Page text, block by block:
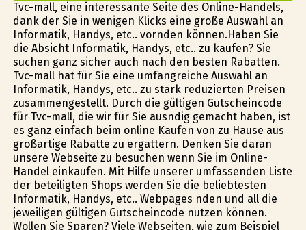
Tvc-mall, eine interessante Seite des Online-Handels,
dank der Sie in wenigen Klicks eine große Auswahl an
Informatik, Handys, etc.. vorfinden können.Haben Sie
die Absicht Informatik, Handys, etc.. zu kaufen? Sie
suchen ganz sicher auch nach den besten Rabatten.
Tvc-mall hat für Sie eine umfangreiche Auswahl an
Informatik, Handys, etc.. zu stark reduzierten Preisen
zusammengestellt. Durch die gültigen Gutscheincode
für Tvc-mall, die wir für Sie ausfindig gemacht haben, ist
es ganz einfach beim online Kaufen von zu Hause aus
großartige Rabatte zu ergattern. Denken Sie daran
unsere Webseite zu besuchen wenn Sie im Online-
Handel einkaufen. Mit Hilfe unserer umfassenden Liste
der beteiligten Shops werden Sie die beliebtesten
Informatik, Handys, etc.. Webpages finden und all die
jeweiligen gültigen Gutscheincode nutzen können.
Wollen Sie Sparen? Viele Webseiten, wie zum Beispiel